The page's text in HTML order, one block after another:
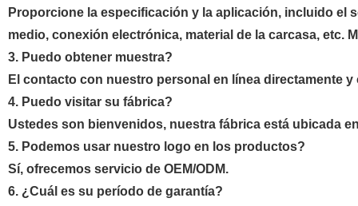
Proporcione la especificación y la aplicación, incluido el
medio, conexión electrónica, material de la carcasa, etc.
3. Puedo obtener muestra?
El contacto con nuestro personal en línea directamente
4. Puedo visitar su fábrica?
Ustedes son bienvenidos, nuestra fábrica está ubicada
5. Podemos usar nuestro logo en los productos?
Sí, ofrecemos servicio de OEM/ODM.
6. ¿Cuál es su período de garantía?